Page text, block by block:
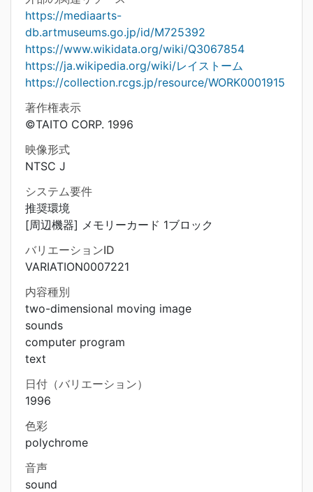
https://mediaarts-
db.artmuseums.go.jp/id/M725392
https://www.wikidata.org/wiki/Q3067854
https://ja.wikipedia.org/wiki/レイストーム
https://collection.rcgs.jp/resource/WORK0001915
著作権表示
©TAITO CORP. 1996
映像形式
NTSC J
システム要件
推奨環境
[周辺機器] メモリーカード 1ブロック
バリエーションID
VARIATION0007221
内容種別
two-dimensional moving image
sounds
computer program
text
日付（バリエーション）
1996
色彩
polychrome
音声
sound